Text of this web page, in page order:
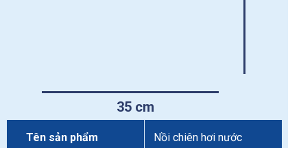
35 cm
Nồi chiên hơi nước
Tên sản phẩm